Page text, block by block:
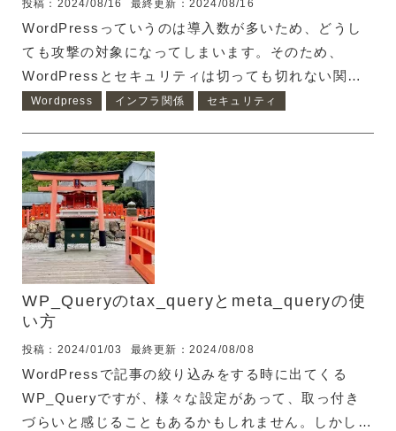
投稿：2024/08/16 最終更新：2024/08/16
WordPressっていうのは導入数が多いため、どうし
ても攻撃の対象になってしまいます。そのため、
WordPressとセキュリティは切っても切れない関係
にあります。 セキュリティになるかわかりません
WordPressの管理画面にBASIC認証を導入しようと
思います。 BASIC認証の導入には以下の2つのファイ
ルが必要です。 .htaccess .htpasswd WordPressに
BASIC認証を導入：.htpasswdを作成 まず、BASIC
認証のIDとパスワードを生成しましょう。.htpasswd
を用意する時、LUFTTOOLSさんが便利なの...
Wordpress インフラ関係 セキュリティ
WP_Queryのtax_queryとmeta_queryの使
い方
投稿：2024/01/03 最終更新：2024/08/08
WordPressで記事の絞り込みをする時に出てくる
WP_Queryですが、様々な設定があって、取っ付き
づらいと感じることもあるかもしれません。しかし、